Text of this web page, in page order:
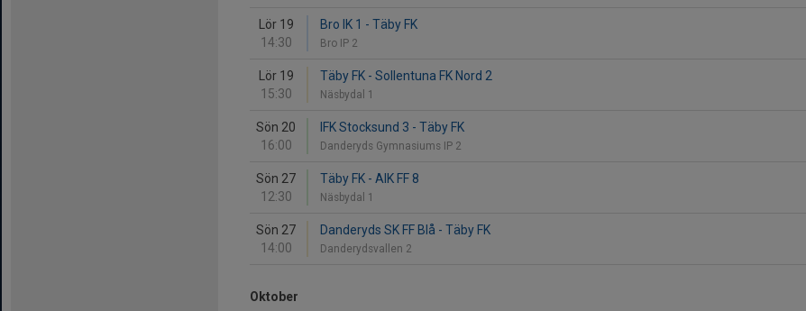
Lör 19
14:30
Bro IK 1 - Täby FK
Bro IP 2
Lör 19
15:30
Täby FK - Sollentuna FK Nord 2
Näsbydal 1
Sön 20
16:00
IFK Stocksund 3 - Täby FK
Danderyds Gymnasiums IP 2
Sön 27
12:30
Täby FK - AIK FF 8
Näsbydal 1
Sön 27
14:00
Danderyds SK FF Blå - Täby FK
Danderydsvallen 2
Oktober